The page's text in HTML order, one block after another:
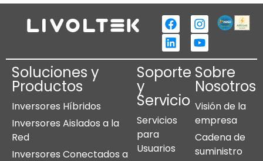
Soluciones y
Productos
Inversores Híbridos
Inversores Aislados a la
Red
Inversores Conectados a
Soporte
y
Servicio
Servicios
para
Usuarios
Sobre
Nosotros
Visión de la
empresa
Cadena de
suministro